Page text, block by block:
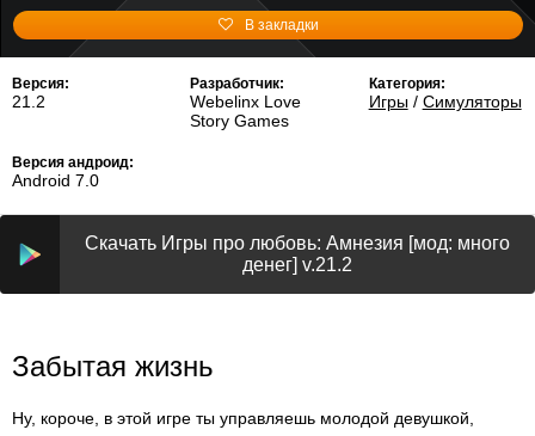
В закладки
Версия:
21.2
Разработчик:
Webelinx Love
Story Games
Категория:
Игры/ Симуляторы
Версия андроид:
Android 7.0
Скачать Игры про любовь: Амнезия [мод: много
денег] v.21.2
Забытая жизнь
Ну, короче, в этой игре ты управляешь молодой девушкой,